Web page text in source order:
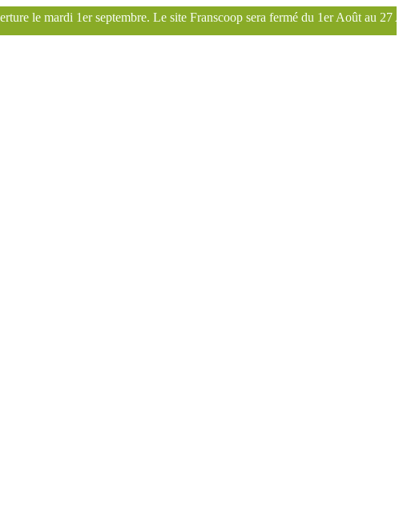
Le site Franscoop sera fermé du 1er Août au 27 Août inclus. Bonnes